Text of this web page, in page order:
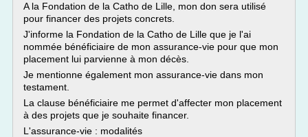
A la Fondation de la Catho de Lille, mon don sera utilisé
pour financer des projets concrets.
J'informe la Fondation de la Catho de Lille que je l'ai
nommée bénéficiaire de mon assurance-vie pour que mon
placement lui parvienne à mon décès.
Je mentionne également mon assurance-vie dans mon
testament.
La clause bénéficiaire me permet d'affecter mon placement
à des projets que je souhaite financer.
L'assurance-vie : modalités